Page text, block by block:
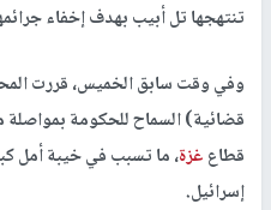
تنتهجها تل أبيب بهدف إخفاء
وفي وقت سابق الخميس، قررت
قضائية) السماح للحكومة
قطاعغزة، ما تسبب في خيبة أمل
إسرائيل.